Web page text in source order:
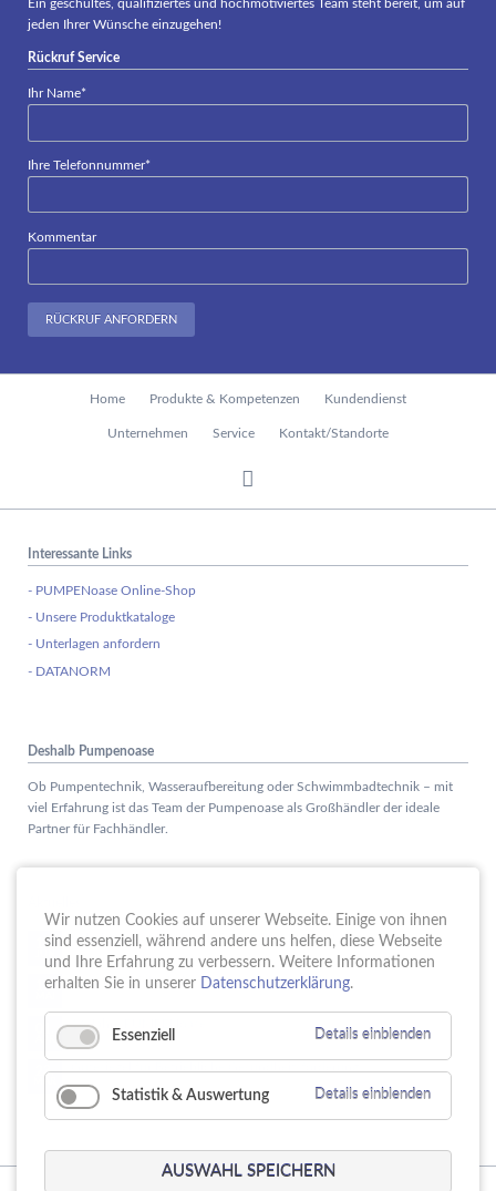
Ein geschultes, qualifiziertes und hochmotiviertes Team steht bereit, um auf
jeden Ihrer Wünsche einzugehen!
Rückruf Service
Pflichtfeld
Ihr Name*
Pflichtfeld
Ihre Telefonnummer*
Kommentar
RÜCKRUF ANFORDERN
Home Produkte & Kompetenzen Kundendienst
Unternehmen Service Kontakt/Standorte
Interessante Links
- PUMPENoase Online-Shop
- Unsere Produktkataloge
- Unterlagen anfordern
- DATANORM
Deshalb Pumpenoase
Ob Pumpentechnik, Wasseraufbereitung oder Schwimmbadtechnik – mit
viel Erfahrung ist das Team der Pumpenoase als Großhändler der ideale
Partner für Fachhändler.
15. Schule trifft Wirtschaft bei der PUMPENoase!
18. Vortrag IT-Sicherheit
16 Jahre PUMPENoase
23.
Wir nutzen Cookies auf unserer Webseite. Einige von ihnen
sind essenziell, während andere uns helfen, diese Webseite
und Ihre Erfahrung zu verbessern. Weitere Informationen
erhalten Sie in unserer Datenschutzerklärung.
Essenziell Details einblenden
Statistik & Auswertung Details einblenden
AUSWAHL SPEICHERN